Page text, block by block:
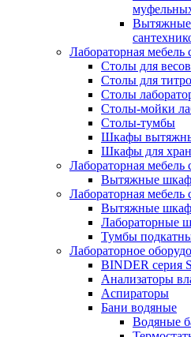
Лабораторная мебель
Столы для весов
Столы для
Столы
Столы-мойки
Столы-тумбы
Шкафы
Шкафы для
Лабораторная
Вытяжные
Лабораторная
Вытяжные
Лабораторные
Тумбы
Лабораторное
BINDER серия
Анализаторы
Аспираторы
Бани водяные
Водяные